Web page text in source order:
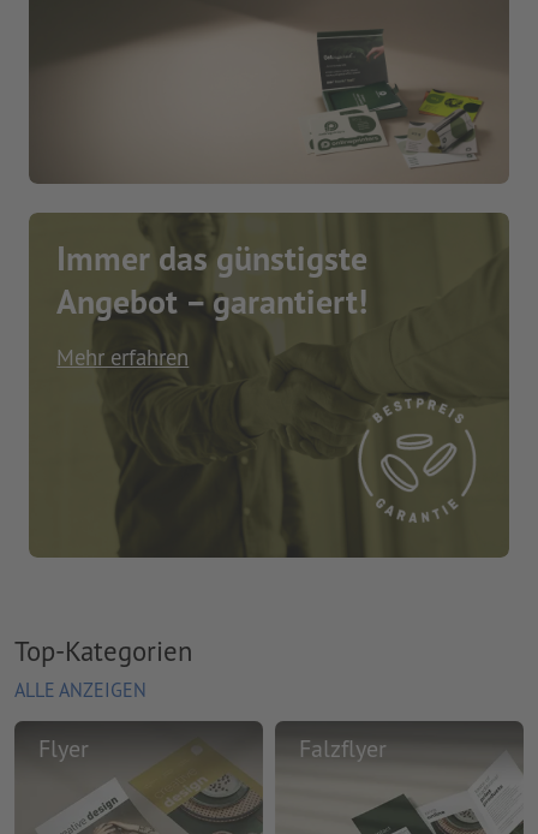
Immer das günstigste
Angebot – garantiert!
Mehr erfahren
Top-Kategorien
ALLE ANZEIGEN
Flyer Falzflyer